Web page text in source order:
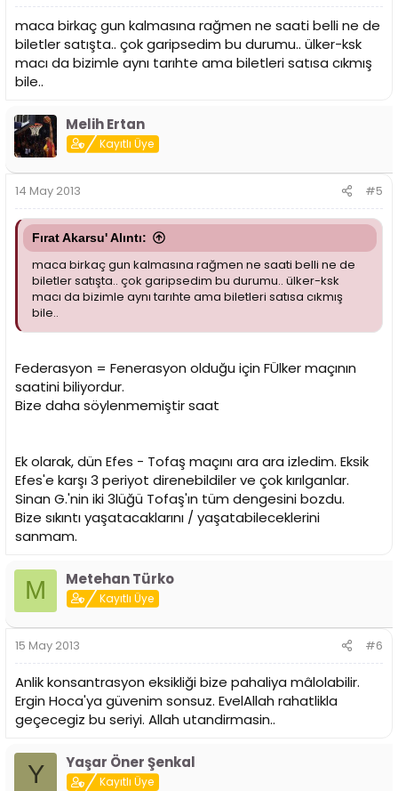
maca birkaç gun kalmasına rağmen ne saati belli ne de
biletler satışta.. çok garipsedim bu durumu.. ülker-ksk
macı da bizimle aynı tarıhte ama biletleri satısa cıkmış
bile..
Melih Ertan
Kayıtlı Üye
14 May 2013 #5
Fırat Akarsu' Alıntı:
maca birkaç gun kalmasına rağmen ne saati belli ne de
biletler satışta.. çok garipsedim bu durumu.. ülker-ksk
macı da bizimle aynı tarıhte ama biletleri satısa cıkmış
bile..
Federasyon = Fenerasyon olduğu için FÜlker maçının
saatini biliyordur.
Bize daha söylenmemiştir saat
Ek olarak, dün Efes - Tofaş maçını ara ara izledim. Eksik
Efes'e karşı 3 periyot direnebildiler ve çok kırılganlar.
Sinan G.'nin iki 3lüğü Tofaş'ın tüm dengesini bozdu.
Bize sıkıntı yaşatacaklarını / yaşatabileceklerini
sanmam.
M Metehan Türko
Kayıtlı Üye
15 May 2013 #6
Anlik konsantrasyon eksikliği bize pahaliya mâlolabilir.
Ergin Hoca'ya güvenim sonsuz. EvelAllah rahatlikla
geçecegiz bu seriyi. Allah utandirmasin..
Y Yaşar Öner Şenkal
Kayıtlı Üye